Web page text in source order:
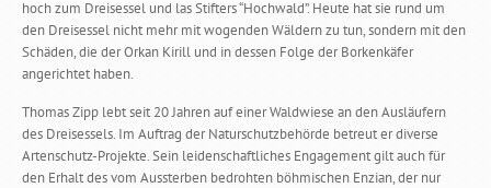
hoch zum Dreisessel und las Stifters “Hochwald”. Heute hat sie rund um
den Dreisessel nicht mehr mit wogenden Wäldern zu tun, sondern mit den
Schäden, die der Orkan Kirill und in dessen Folge der Borkenkäfer
angerichtet haben.
Thomas Zipp lebt seit 20 Jahren auf einer Waldwiese an den Ausläufern
des Dreisessels. Im Auftrag der Naturschutzbehörde betreut er diverse
Artenschutz-Projekte. Sein leidenschaftliches Engagement gilt auch für
den Erhalt des vom Aussterben bedrohten böhmischen Enzian, der nur